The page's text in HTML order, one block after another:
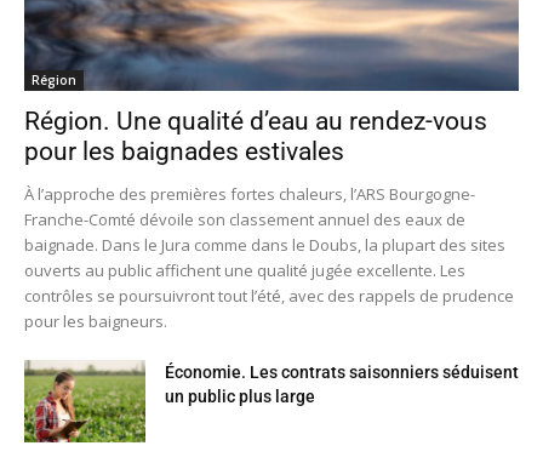
Région
Région. Une qualité d’eau au rendez-vous
pour les baignades estivales
À l’approche des premières fortes chaleurs, l’ARS Bourgogne-
Franche-Comté dévoile son classement annuel des eaux de
baignade. Dans le Jura comme dans le Doubs, la plupart des sites
ouverts au public affichent une qualité jugée excellente. Les
contrôles se poursuivront tout l’été, avec des rappels de prudence
pour les baigneurs.
Économie. Les contrats saisonniers séduisent
un public plus large